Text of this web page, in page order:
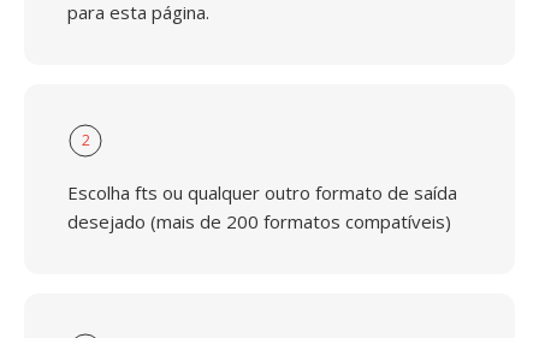
para esta página.
2
Escolha fts ou qualquer outro formato de saída
desejado (mais de 200 formatos compatíveis)